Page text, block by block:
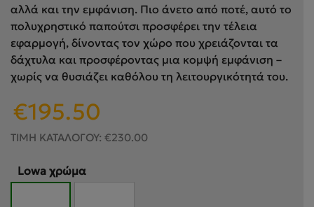
αλλά και την εμφάνιση. Πιο άνετο από ποτέ, αυτό το
πολυχρηστικό παπούτσι προσφέρει την τέλεια
εφαρμογή, δίνοντας τον χώρο που χρειάζονται τα
δάχτυλα και προσφέροντας μια κομψή εμφάνιση –
χωρίς να θυσιάζει καθόλου τη λειτουργικότητά του.
Original
price
was:
€195.50
τιμή
ΤΙΜΗ ΚΑΤΑΛΟΓΟΥ: €230.00
Lowa χρώμα